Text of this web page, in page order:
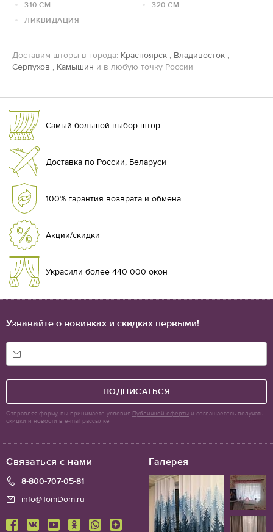
310 СМ
320 СМ
ЛИКВИДАЦИЯ
Доставим шторы в города: Красноярск , Владивосток ,
Серпухов , Камышин и в любую точку России
Самый большой выбор штор
Доставка по России, Беларуси
100% гарантия возврата и обмена
Акции/скидки
Украсили более 440 000 окон
Галерея
Связаться с нами
8-800-707-05-81
info@TomDom.ru
Узнавайте о новинках и скидках первыми!
ПОДПИСАТЬСЯ
Отправляя форму, вы принимаете условия Публичной оферты и соглашаетесь получать
скидки и новости в e-mail рассылке